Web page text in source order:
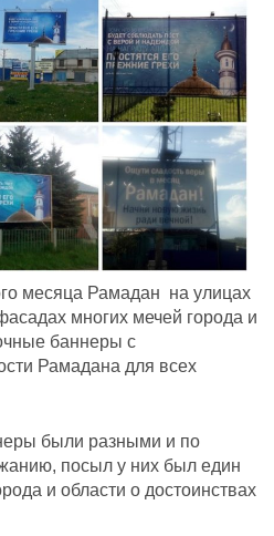
месяца Рамадан на улицах
многих мечей города и
баннеры с
Рамадана для всех
были разными и по
посыл у них был един
и области о достоинствах